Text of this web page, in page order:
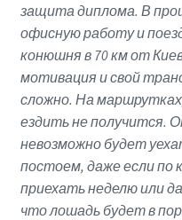
защита диплома. В
офисную работу и
конюшня в 70 км от
мотивация и свой
сложно. На
ездить не получится.
невозможно будет
постоем, даже если по
приехать неделю или
что лошадь будет в